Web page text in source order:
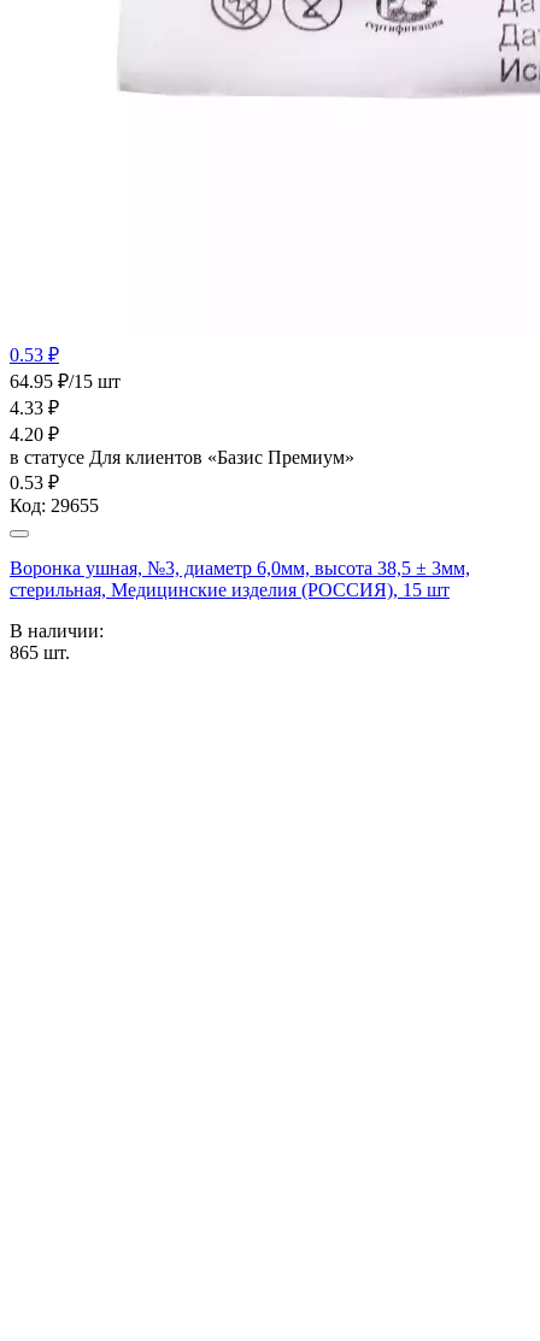
0.53 ₽
64.95 ₽/15 шт
4.33 ₽
4.20 ₽
в статусе Для клиентов «Базис Премиум»
0.53 ₽
Код: 29655
Воронка ушная, №3, диаметр 6,0мм, высота 38,5 ± 3мм,
стерильная, Медицинские изделия (РОССИЯ), 15 шт
В наличии:
865 шт.